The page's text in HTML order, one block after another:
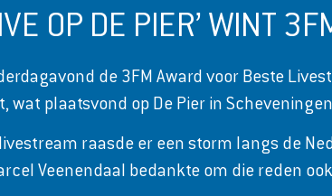
OP DE PIER’ WINT
de 3FM Award voor Beste
wat plaatsvond op De Pier in
raasde er een storm langs de
Veenendaal bedankte om die reden